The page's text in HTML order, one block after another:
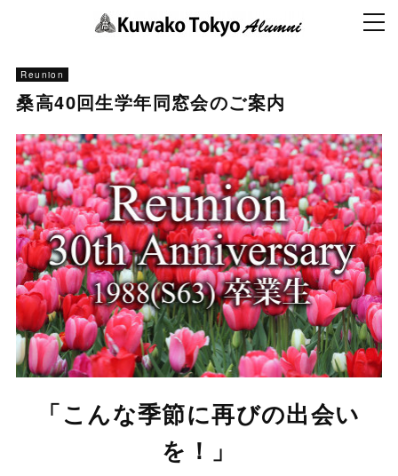
Reunion
桑高40回生学年同窓会のご案内
「こんな季節に再びの出会い
を！」